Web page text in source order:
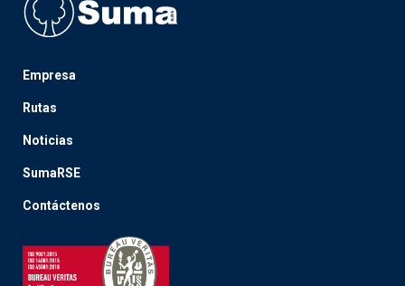
Empresa
Rutas
Noticias
SumaRSE
Contáctenos